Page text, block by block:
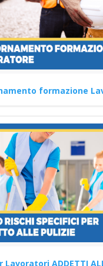
avanzato per
medio
di
Sicurezza sul lavoro per
rischi da lavori
macchinari corso
Continua
Normativa sulla
formazione
Lavoratori ADDETTI